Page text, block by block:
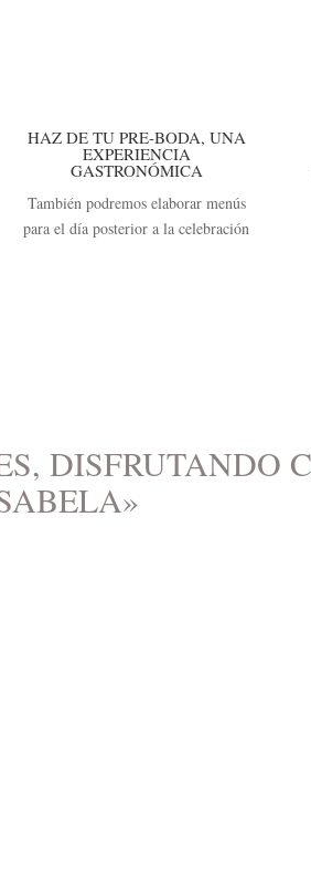
HAZ DE TU PRE-BODA, UNA
EXPERIENCIA
GASTRONÓMICA
También podremos elaborar menús
para el día posterior a la celebración
DISFRUTANDO